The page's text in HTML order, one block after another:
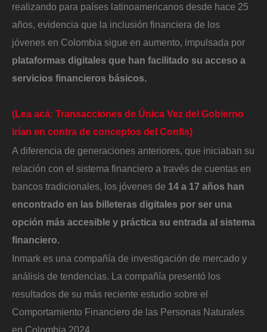
realizando para países latinoamericanos desde hace 25
años, evidencia que la inclusión financiera de los
jóvenes en Colombia sigue en aumento, impulsada por
plataformas digitales que han facilitado su acceso a
servicios financieros básicos.
(Lea acá: Transacciones de Única Vez del Gobierno
irían en contra de conceptos del Confis)
A diferencia de generaciones anteriores, que iniciaban su
relación con el sistema financiero a través de cuentas en
bancos tradicionales, los jóvenes de 14 a 17 años han
encontrado en las billeteras digitales por ser una
opción más accesible y práctica su entrada al sistema
financiero.
Inmark es una compañía de investigación de mercado y
análisis de tendencias. La compañía presentó los
resultados de su más reciente estudio sobre el
Comportamiento Financiero de las Personas Naturales
en Colombia 2024.